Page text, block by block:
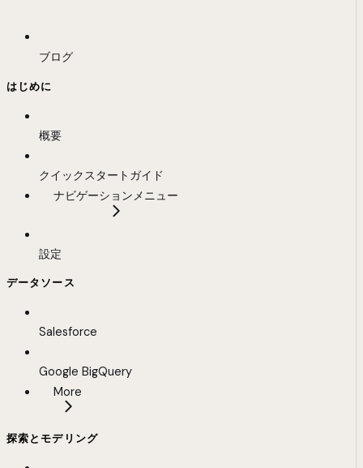
ブログ
はじめに
概要
クイックスタートガイド
ナビゲーションメニュー
設定
データソース
Salesforce
Google BigQuery
More
探索とモデリング